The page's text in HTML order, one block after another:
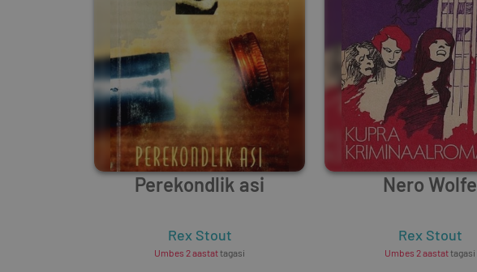
Perekondlik asi
Rex Stout
Umbes 2 aastattagasi
Nero Wolfe
Rex Stout
Umbes 2 aastattagasi